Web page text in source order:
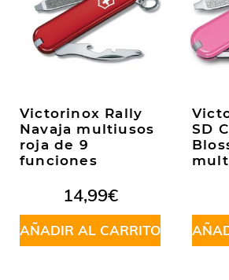
Victorinox Rally
Navaja multiusos
roja de 9
funciones
14,99€
AÑADIR AL CARRITO
SD